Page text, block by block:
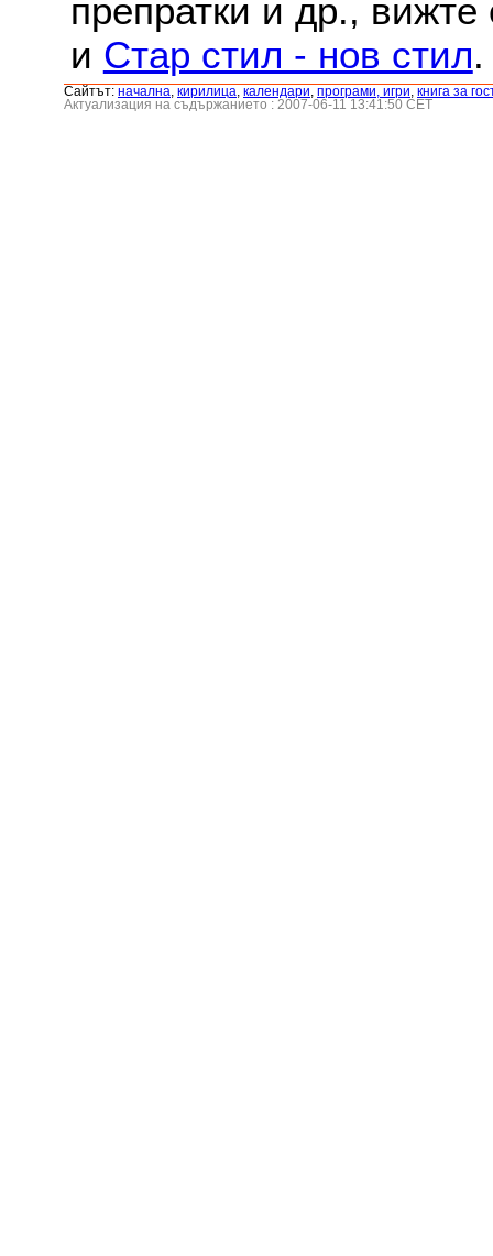
препратки и др.,
и Стар стил - нов стил.
Сайтът: началнa кирилица календари програми, игри книга за
Актуализация на съдържанието : 2007-06-11 13:41:50 CET